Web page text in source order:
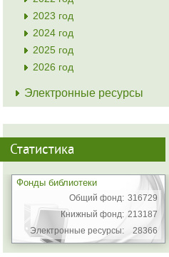
2023 год
2024 год
2025 год
2026 год
Электронные ресурсы
Статистика
Фонды библиотеки
Общий фонд: 316729
Книжный фонд: 213187
Электронные ресурсы:
28366